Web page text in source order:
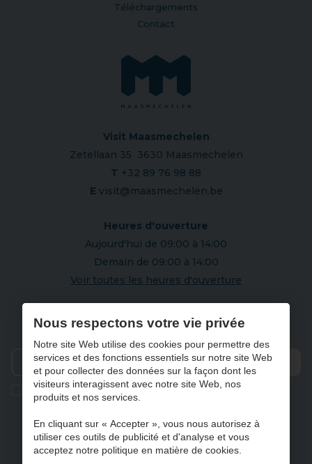
Téléchargements
Contact
Visit Maasmechelen
Zetellaan 35 3630 Maasmechelen
T +32 89 76 98 88
E visit@maasmechelen.be
Heures d'ouverture
Aujourd'hui de 09:00 à 14:00
Demain de 09:00 à 14:00
Voir toutes les heures d'ouverture
S'abonner à notre newsletter
Ik geef de toestemming om mijn gegevens te bewaren en
verwerken zoals aangegeven in onze
NL
Nous respectons votre vie privée
Notre site Web utilise des cookies pour permettre des
services et des fonctions essentiels sur notre site Web
et pour collecter des données sur la façon dont les
visiteurs interagissent avec notre site Web, nos
produits et nos services.
En cliquant sur « Accepter », vous nous autorisez à
utiliser ces outils de publicité et d'analyse et vous
acceptez notre politique en matière de cookies.